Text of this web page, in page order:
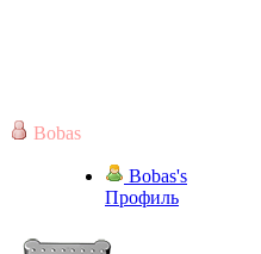
Bobas
Bobas's
Профиль